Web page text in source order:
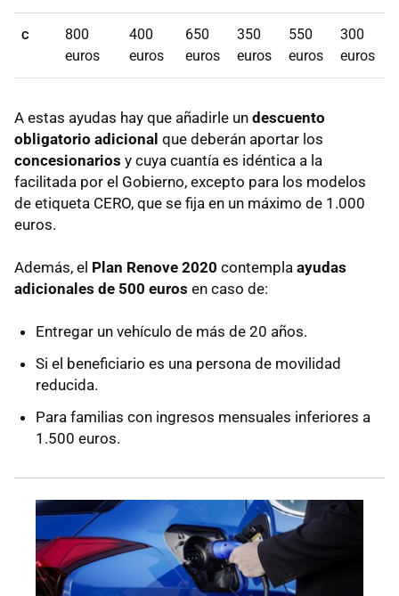
C
800
euros
400
euros
650
euros
350
euros
550
euros
300
euros
A estas ayudas hay que añadirle un descuento
obligatorio adicional que deberán aportar los
concesionarios y cuya cuantía es idéntica a la
facilitada por el Gobierno, excepto para los modelos
de etiqueta CERO, que se fija en un máximo de 1.000
euros.
Además, el Plan Renove 2020 contempla ayudas
adicionales de 500 euros en caso de:
Entregar un vehículo de más de 20 años.
Si el beneficiario es una persona de movilidad
reducida.
Para familias con ingresos mensuales inferiores a
1.500 euros.